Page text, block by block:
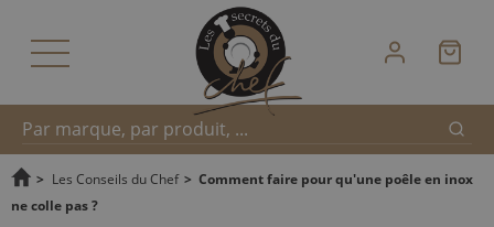
Recherche
> Les Conseils du Chef > Comment faire pour qu'une poêle en inox
ne colle pas ?